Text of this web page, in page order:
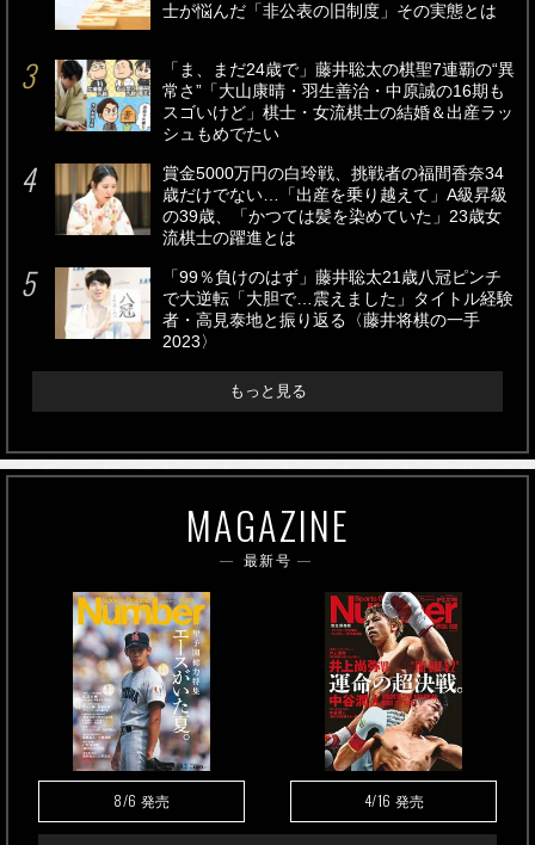
士が悩んだ「非公表の旧制度」その実態とは
「ま、まだ24歳で」藤井聡太の棋聖7連覇の“異
常さ”「大山康晴・羽生善治・中原誠の16期も
スゴいけど」棋士・女流棋士の結婚＆出産ラッ
シュもめでたい
賞金5000万円の白玲戦、挑戦者の福間香奈34
歳だけでない…「出産を乗り越えて」A級昇級
の39歳、「かつては髪を染めていた」23歳女
流棋士の躍進とは
「99％負けのはず」藤井聡太21歳八冠ピンチ
で大逆転「大胆で…震えました」タイトル経験
者・高見泰地と振り返る〈藤井将棋の一手
2023〉
もっと見る
MAGAZINE
最新号
8/6 発売 4/16 発売